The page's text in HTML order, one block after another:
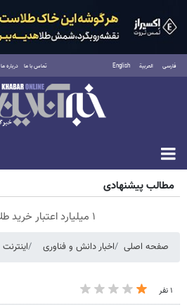
فارسی العربية English تماس با ما درباره ما
جمعه ۱۶ مرداد ۱۴۰۵
مطالب پیشنهادی
۱ میلیارد اعتبار خرید طلا | بدون ضامن و چک
صفحه اصلی اخبار دانش و فناوری اینترنت
۱ نفر